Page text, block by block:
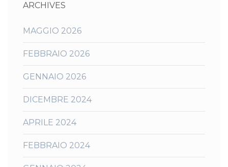
ARCHIVES
MAGGIO 2026
FEBBRAIO 2026
GENNAIO 2026
DICEMBRE 2024
APRILE 2024
FEBBRAIO 2024